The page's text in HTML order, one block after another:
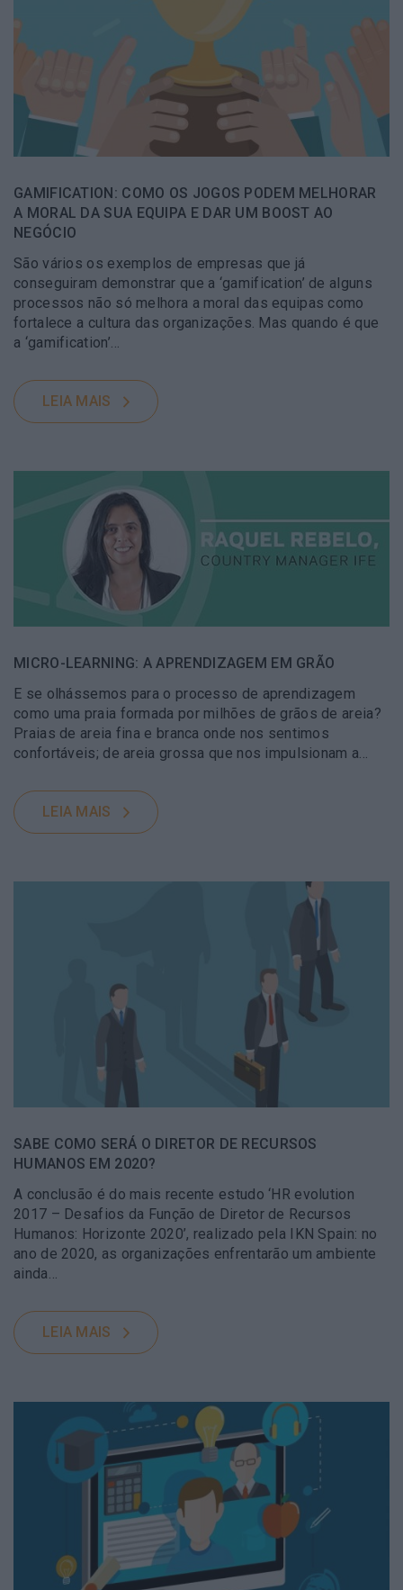
GAMIFICATION: COMO OS JOGOS PODEM MELHORAR
A MORAL DA SUA EQUIPA E DAR UM BOOST AO
NEGÓCIO
São vários os exemplos de empresas que já
conseguiram demonstrar que a ‘gamification’ de alguns
processos não só melhora a moral das equipas como
fortalece a cultura das organizações. Mas quando é que
a ‘gamification’…
LEIA MAIS
MICRO-LEARNING: A APRENDIZAGEM EM GRÃO
E se olhássemos para o processo de aprendizagem
como uma praia formada por milhões de grãos de areia?
Praias de areia fina e branca onde nos sentimos
confortáveis; de areia grossa que nos impulsionam a…
LEIA MAIS
SABE COMO SERÁ O DIRETOR DE RECURSOS
HUMANOS EM 2020?
A conclusão é do mais recente estudo ‘HR evolution
2017 – Desafios da Função de Diretor de Recursos
Humanos: Horizonte 2020’, realizado pela IKN Spain: no
ano de 2020, as organizações enfrentarão um ambiente
ainda…
LEIA MAIS